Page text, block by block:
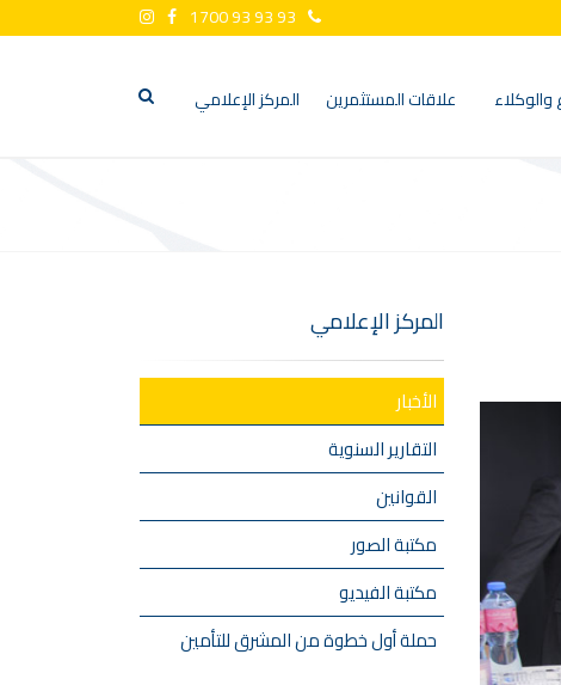
1700 93 93 93
والوكلاء علاقات المستثمرين المركز الإعلامي
المركز الإعلامي
الأخبار
التقارير السنوية
القوانين
مكتبة الصور
مكتبة الفيديو
حملة أول خطوة من المشرق للتأمين